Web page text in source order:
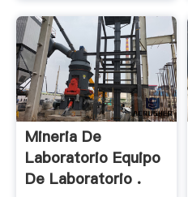
Mineria De
Laboratorio Equipo
De Laboratorio .